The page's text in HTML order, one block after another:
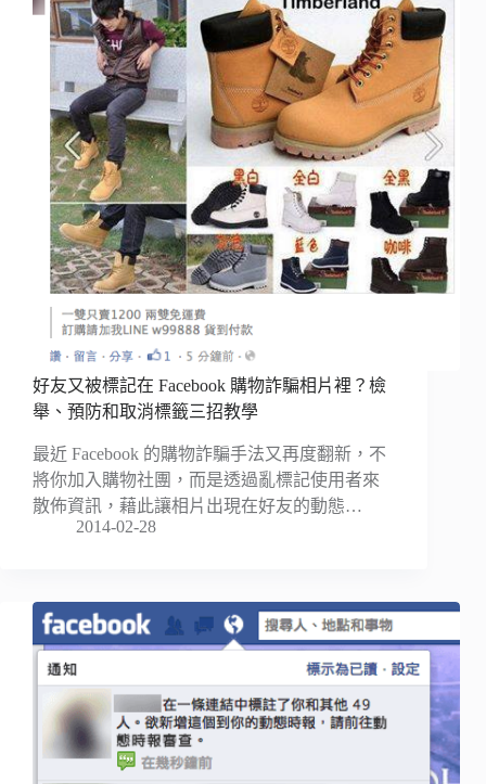
好友又被標記在 Facebook 購物詐騙相片裡？檢
舉、預防和取消標籤三招教學
最近 Facebook 的購物詐騙手法又再度翻新，不
將你加入購物社團，而是透過亂標記使用者來
散佈資訊，藉此讓相片出現在好友的動態…
2014-02-28